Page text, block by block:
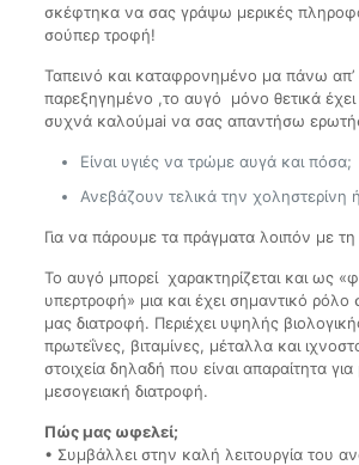
σκέφτηκα να σας γράψω μερικές
σούπερ τροφή!
Ταπεινό και καταφρονημένο μα πάνω
παρεξηγημένο ,το αυγό μόνο θετικά
συχνά καλούμai να σας απαντήσω
Είναι υγιές να τρώμε αυγά και πόσα;
Ανεβάζουν τελικά την χοληστερίνη
Για να πάρουμε τα πράγματα λοιπόν με τη
Το αυγό μπορεί χαρακτηρίζεται και ως
υπερτροφή» μια και έχει σημαντικό ρόλο
μας διατροφή. Περιέχει υψηλής
πρωτεΐνες, βιταμίνες, μέταλλα και
στοιχεία δηλαδή που είναι απαραίτητα για
μεσογειακή διατροφή.
Πώς μας ωφελεί;
• Συμβάλλει στην καλή λειτουργία του